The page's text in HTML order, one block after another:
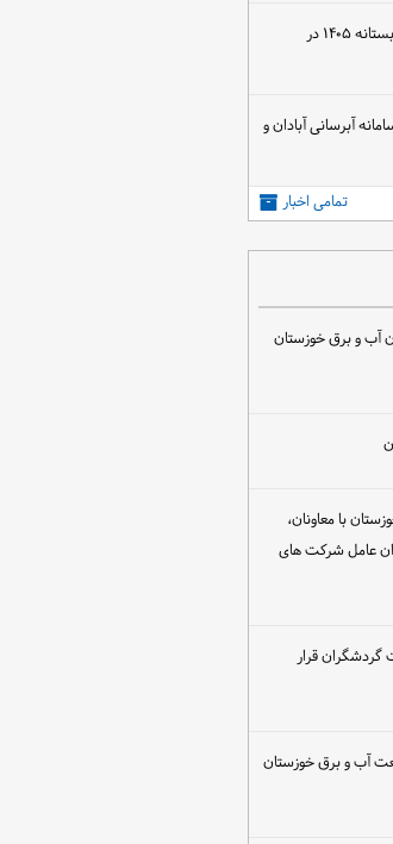
آغاز عقد قرارداد آب زراعی کشت‌های تابستانه ۱۴۰۵ در
آبرسانی آبادان و
تمامی اخبار
آب و برق خوزستان
با معاونان،
عامل شرکت های
گردشگران قرار
آب و برق خوزستان